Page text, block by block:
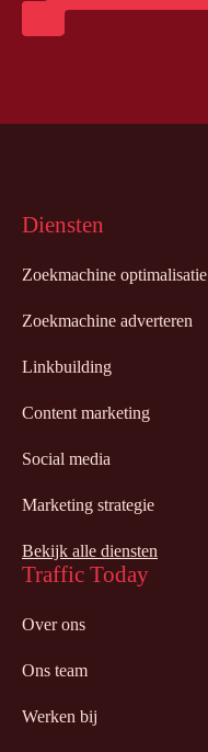
Diensten
Zoekmachine optimalisatie
Zoekmachine adverteren
Linkbuilding
Content marketing
Social media
Marketing strategie
Bekijk alle diensten
Traffic Today
Over ons
Ons team
Werken bij